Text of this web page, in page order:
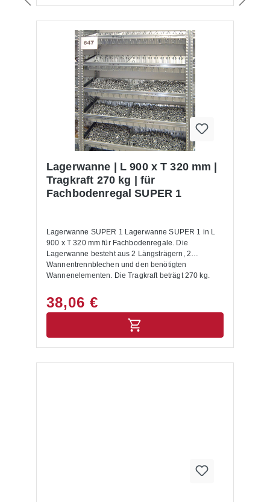
Lagerwanne | L 900 x T 320 mm |
Tragkraft 270 kg | für
Fachbodenregal SUPER 1
Lagerwanne SUPER 1 Lagerwanne SUPER 1 in L
900 x T 320 mm für Fachbodenregale. Die
Lagerwanne besteht aus 2 Längsträgern, 2
Wannentrennblechen und den benötigten
Wannenelementen. Die Tragkraft beträgt 270 kg.
38,06 €